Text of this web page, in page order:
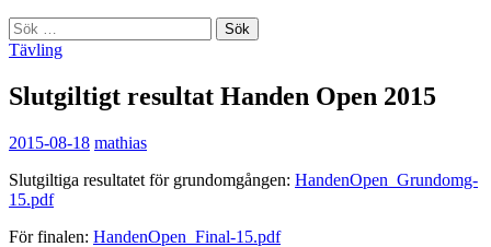
Sök
efter:
Tävling
Slutgiltigt resultat Handen Open 2015
2015-08-18 mathias
Slutgiltiga resultatet för grundomgången: HandenOpen_Grundomg-
15.pdf
För finalen: HandenOpen_Final-15.pdf